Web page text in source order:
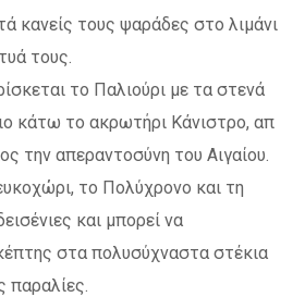
κανείς τους ψαράδες στο λιμάνι
τους.
το Παλιούρι με τα στενά
κάτω το ακρωτήρι Κάνιστρο, απ
την απεραντοσύνη του Αιγαίου.
το Πολύχρονο και τη
και μπορεί να
στα πολυσύχναστα στέκια
παραλίες.